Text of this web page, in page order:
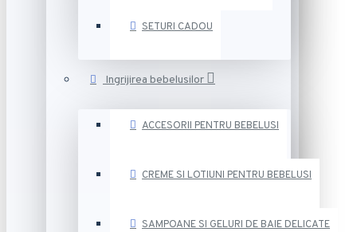
SETURI CADOU
Ingrijirea bebelusilor
ACCESORII PENTRU BEBELUSI
CREME SI LOTIUNI PENTRU BEBELUSI
SAMPOANE SI GELURI DE BAIE DELICATE